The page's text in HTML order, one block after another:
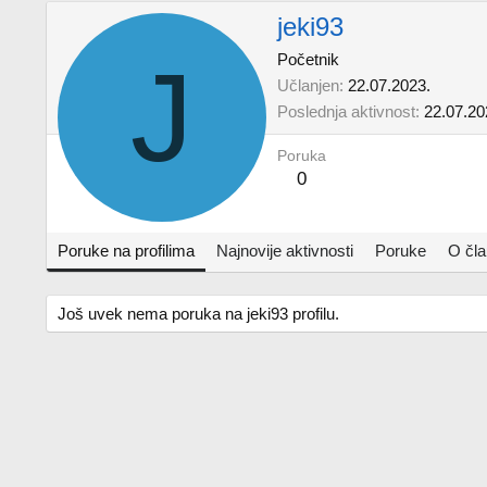
J
jeki93
Početnik
Učlanjen 22.07.2023.
Poslednja aktivnost
Poruka
0
Poruke na profilima Najnovije aktivnosti Poruke O
Još uvek nema poruka na jeki93 profilu.